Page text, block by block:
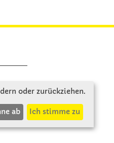
oder zurückziehen.
ab Ich stimme zu